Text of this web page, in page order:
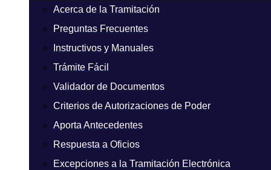
Acerca de la Tramitación
Preguntas Frecuentes
Instructivos y Manuales
Trámite Fácil
Validador de Documentos
Criterios de Autorizaciones de Poder
Aporta Antecedentes
Respuesta a Oficios
Excepciones a la Tramitación Electrónica